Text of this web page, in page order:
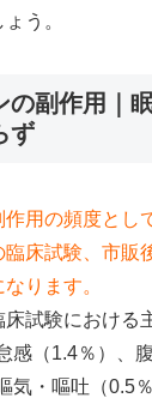
う。
の副作用｜
ず
作用の頻度とし
臨床試験、市販
ります。
床試験における
感（1.4％）、
気・嘔吐（0.5